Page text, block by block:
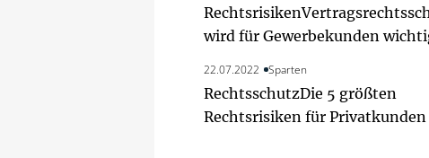
Rechtsrisiken
wird für Gewerbekunden
22.07.2022 Sparten
RechtsschutzDie 5 größten
Rechtsrisiken für Privatkunden